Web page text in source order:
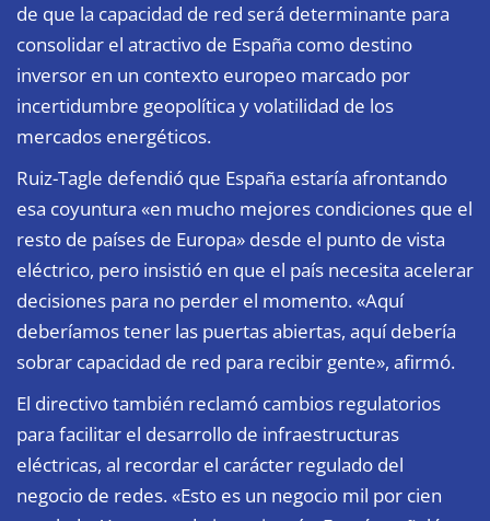
de que la capacidad de red será determinante para
consolidar el atractivo de España como destino
inversor en un contexto europeo marcado por
incertidumbre geopolítica y volatilidad de los
mercados energéticos.
Ruiz-Tagle defendió que España estaría afrontando
esa coyuntura «en mucho mejores condiciones que el
resto de países de Europa» desde el punto de vista
eléctrico, pero insistió en que el país necesita acelerar
decisiones para no perder el momento. «Aquí
deberíamos tener las puertas abiertas, aquí debería
sobrar capacidad de red para recibir gente», afirmó.
El directivo también reclamó cambios regulatorios
para facilitar el desarrollo de infraestructuras
eléctricas, al recordar el carácter regulado del
negocio de redes. «Esto es un negocio mil por cien